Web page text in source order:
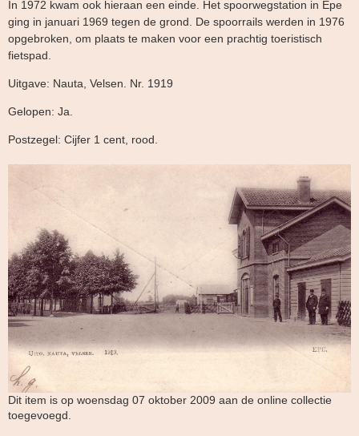
In 1972 kwam ook hieraan een einde. Het spoorwegstation in Epe
ging in januari 1969 tegen de grond. De spoorrails werden in 1976
opgebroken, om plaats te maken voor een prachtig toeristisch
fietspad.
Uitgave: Nauta, Velsen. Nr. 1919
Gelopen: Ja.
Postzegel: Cijfer 1 cent, rood.
Dit item is op woensdag 07 oktober 2009 aan de online collectie
toegevoegd.